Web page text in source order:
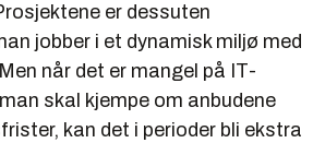
er dessuten
jobber i et dynamisk miljø med
når det er mangel på IT-
skal kjempe om anbudene
kan det i perioder bli ekstra